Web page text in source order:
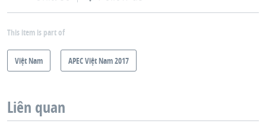
This item is part of
Việt Nam APEC Việt Nam 2017
Liên quan